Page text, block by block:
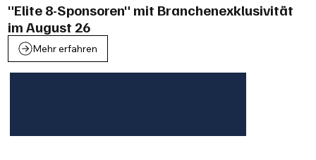
"Elite 8-Sponsoren" mit Branchenexklusivität
im August 26
Mehr erfahren